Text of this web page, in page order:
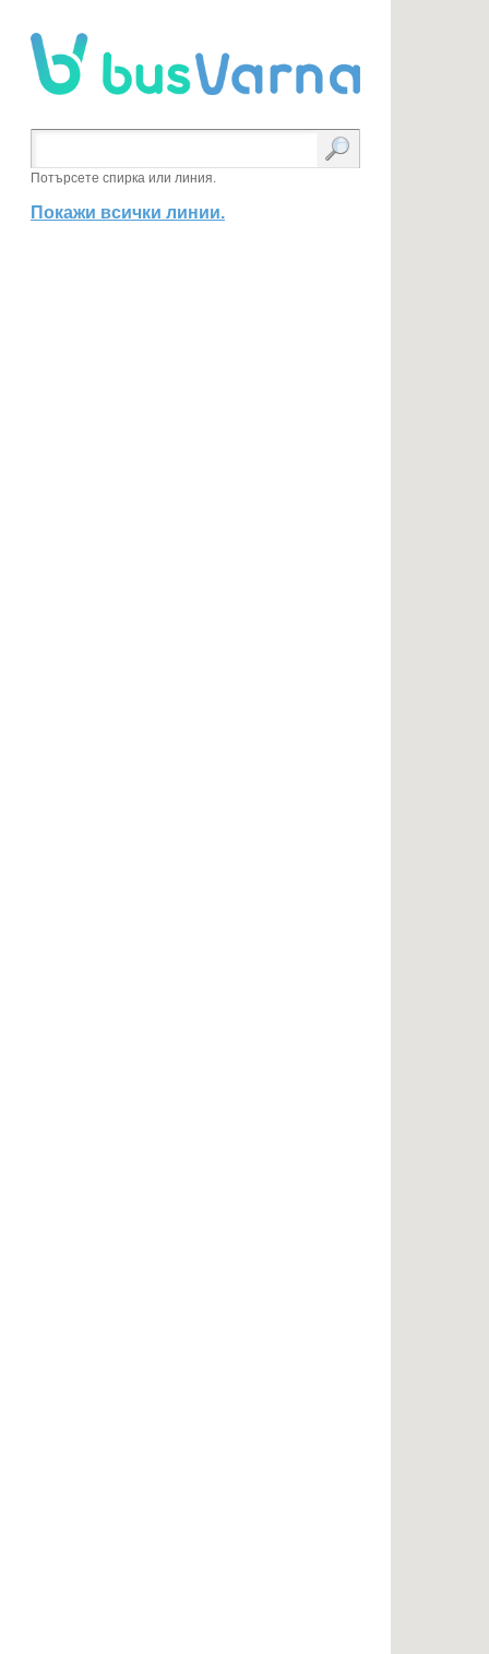
Потърсете спирка или линия.
Покажи всички линии.